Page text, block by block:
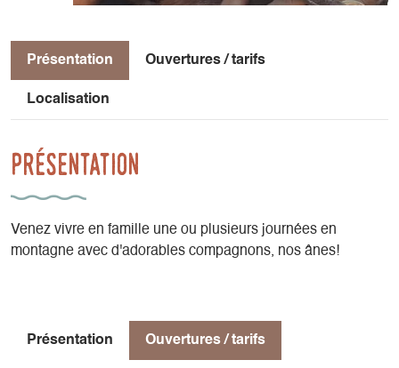
Présentation Ouvertures / tarifs
Localisation
Présentation
Venez vivre en famille une ou plusieurs journées en
montagne avec d'adorables compagnons, nos ânes!
Présentation Ouvertures / tarifs